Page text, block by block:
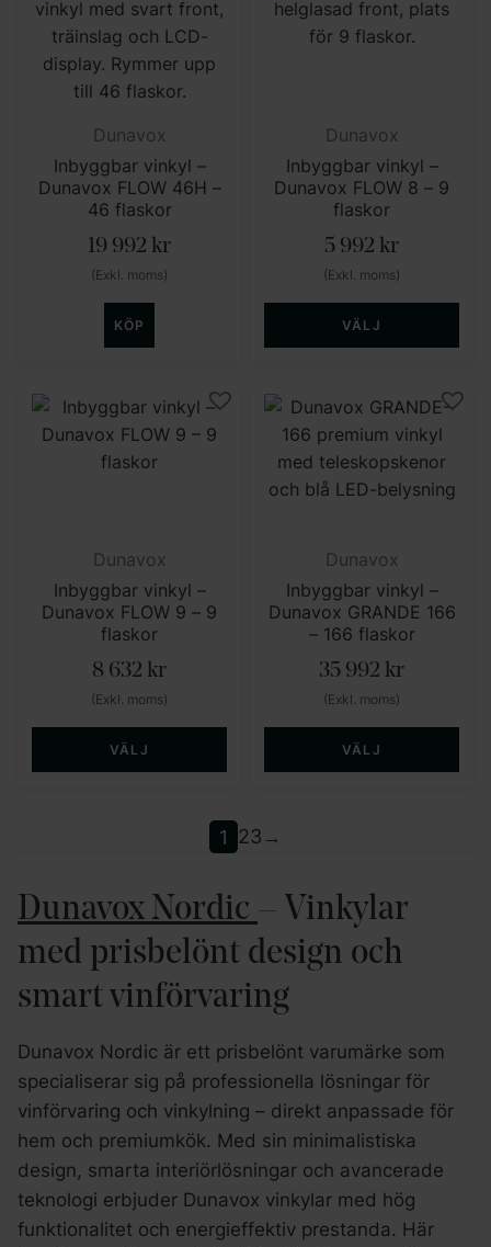
Dunavox
Inbyggbar vinkyl –
Dunavox FLOW 46H –
46 flaskor
19 992 kr
(Exkl. moms)
KÖP
Dunavox
Inbyggbar vinkyl –
Dunavox FLOW 8 – 9
flaskor
5 992 kr
(Exkl. moms)
VÄLJ
Dunavox
Inbyggbar vinkyl –
Dunavox FLOW 9 – 9
flaskor
8 632 kr
(Exkl. moms)
VÄLJ
Dunavox
Inbyggbar vinkyl –
Dunavox GRANDE 166
– 166 flaskor
35 992 kr
(Exkl. moms)
VÄLJ
1 23 →
Dunavox Nordic – Vinkylar
med prisbelönt design och
smartvinförvaring
Dunavox Nordic är ett prisbelönt varumärke som
specialiserar sig på professionella lösningar för
vinförvaring och vinkylning – direkt anpassade för
hem och premiumkök. Med sin minimalistiska
design, smarta interiörlösningar och avancerade
teknologi erbjuder Dunavox vinkylar med hög
funktionalitet och energieffektiv prestanda. Här